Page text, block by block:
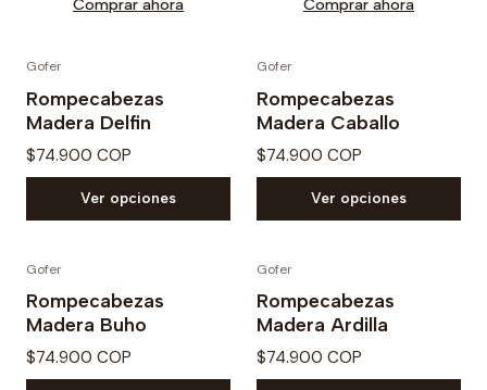
Comprar ahora Comprar ahora
Gofer
Rompecabezas
Madera Delfin
$74.900 COP
Ver opciones
Gofer
Rompecabezas
Madera Caballo
$74.900 COP
Ver opciones
Gofer
Rompecabezas
Madera Buho
$74.900 COP
Gofer
Rompecabezas
Madera Ardilla
$74.900 COP